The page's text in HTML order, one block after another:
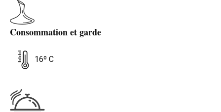
tout en étant frais. Le final est minéral et toasté et, après
décantation, n'en finit plus de finir.
Consommation et garde
16º C